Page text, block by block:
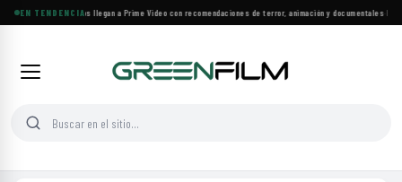
EN TENDENCIA
Más de 160 estrenos llegan a Prime Video con recomendaciones de terror, animación y documentales·Las